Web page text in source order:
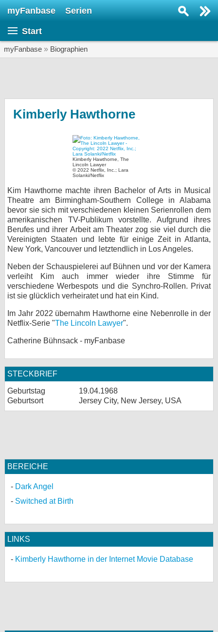
myFanbase Serien
Start
myFanbase » Biographien
Kimberly Hawthorne
Kimberly Hawthorne, The
Lincoln Lawyer
© 2022 Netflix, Inc.; Lara
Solanki/Netflix
Kim Hawthorne machte ihren Bachelor of Arts in Musical
Theatre am Birmingham-Southern College in Alabama
bevor sie sich mit verschiedenen kleinen Serienrollen dem
amerikanischen TV-Publikum vorstellte. Aufgrund ihres
Berufes und ihrer Arbeit am Theater zog sie viel durch die
Vereinigten Staaten und lebte für einige Zeit in Atlanta,
New York, Vancouver und letztendlich in Los Angeles.
Neben der Schauspielerei auf Bühnen und vor der Kamera
verleiht Kim auch immer wieder ihre Stimme für
verschiedene Werbespots und die Synchro-Rollen. Privat
ist sie glücklich verheiratet und hat ein Kind.
Im Jahr 2022 übernahm Hawthorne eine Nebenrolle in der
Netflix-Serie "The Lincoln Lawyer".
Catherine Bühnsack - myFanbase
STECKBRIEF
Geburtstag
19.04.1968
Geburtsort
Jersey City, New Jersey, USA
BEREICHE
Dark Angel
Switched at Birth
LINKS
Kimberly Hawthorne in der Internet Movie Database
KULTUR
Specials
SERVICE
Gewinnspiele
Forum
bei X
bei Facebook
Kontakt
Datenschutz
Impressum
myFanbase